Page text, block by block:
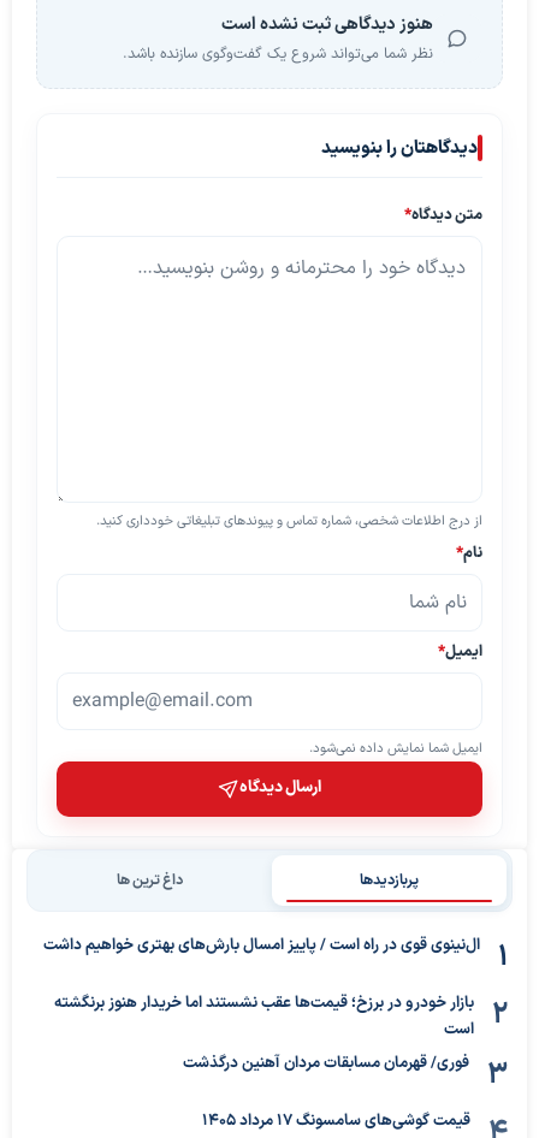
هنوز دیدگاهی ثبت نشده است
نظر شما می‌تواند شروع یک گفت‌وگوی سازنده باشد.
دیدگاهتان را بنویسید
متن دیدگاه*
از درج اطلاعات شخصی، شماره تماس و پیوندهای تبلیغاتی خودداری کنید.
نام*
ایمیل*
ایمیل شما نمایش داده نمی‌شود.
ارسال دیدگاه
پربازدیدها داغ ترین ها
ال‌نینوی قوی در راه است / پاییز امسال بارش‌های بهتری خواهیم داشت
بازار خودرو در برزخ؛ قیمت‌ها عقب نشستند اما خریدار هنوز برنگشته
است
فوری/ قهرمان مسابقات مردان آهنین درگذشت
قیمت گوشی‌های سامسونگ 17 مرداد 1405